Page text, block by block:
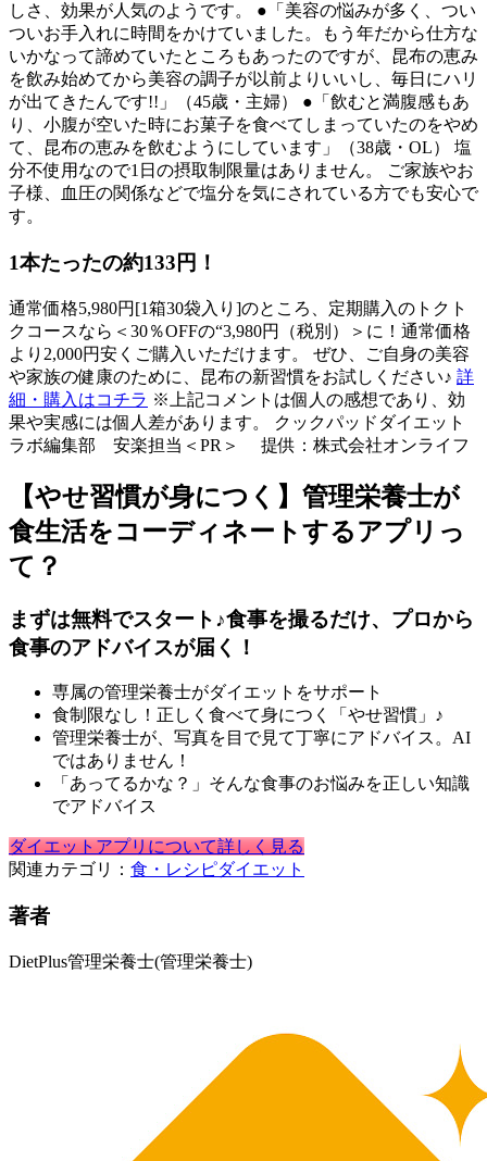
しさ、効果が人気のようです。 ●「美容の悩みが多く、つい
ついお手入れに時間をかけていました。もう年だから仕方な
いかなって諦めていたところもあったのですが、昆布の恵み
を飲み始めてから美容の調子が以前よりいいし、毎日にハリ
が出てきたんです!!」（45歳・主婦） ●「飲むと満腹感もあ
り、小腹が空いた時にお菓子を食べてしまっていたのをやめ
て、昆布の恵みを飲むようにしています」（38歳・OL） 塩
分不使用なので1日の摂取制限量はありません。 ご家族やお
子様、血圧の関係などで塩分を気にされている方でも安心で
す。
1本たったの約133円！
通常価格5,980円[1箱30袋入り]のところ、定期購入のトクト
クコースなら＜30％OFFの“3,980円（税別）＞に！通常価格
より2,000円安くご購入いただけます。 ぜひ、ご自身の美容
や家族の健康のために、昆布の新習慣をお試しください♪ 詳
細・購入はコチラ ※上記コメントは個人の感想であり、効
果や実感には個人差があります。 クックパッドダイエット
ラボ編集部 安楽担当＜PR＞ 提供：株式会社オンライフ
【やせ習慣が身につく】管理栄養士が
食生活をコーディネートするアプリっ
て？
まずは無料でスタート♪食事を撮るだけ、プロから
食事のアドバイスが届く！
専属の管理栄養士がダイエットをサポート
食制限なし！正しく食べて身につく「やせ習慣」♪
管理栄養士が、写真を目で見て丁寧にアドバイス。AI
ではありません！
「あってるかな？」そんな食事のお悩みを正しい知識
でアドバイス
ダイエットアプリについて詳しく見る
関連カテゴリ： 食・レシピダイエット
著者
DietPlus管理栄養士(管理栄養士)